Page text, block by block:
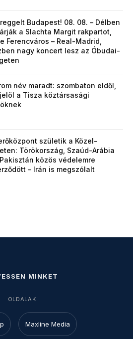
Budapest! 08. 08. – Délben
a Slachta Margit rakpartot,
Ferencváros – Real-Madrid,
nagy koncert lesz az Óbudai-
név maradt: szombaton eldől,
a Tisza köztársasági
születik a Közel-
Törökország, Szaúd-Arábia
közös védelemre
– Irán is megszólalt
MINKET
OLDALAK
Maxline Media